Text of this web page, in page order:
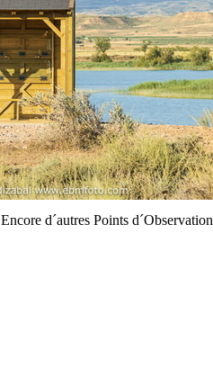
Encore d´autres Points d´Observation